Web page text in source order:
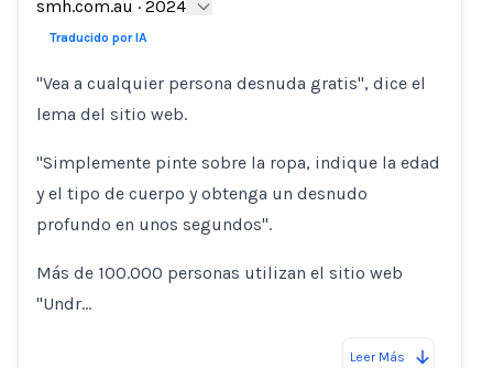
smh.com.au · 2024
Traducido por IA
"Vea a cualquier persona desnuda gratis", dice el
lema del sitio web.
"Simplemente pinte sobre la ropa, indique la edad
y el tipo de cuerpo y obtenga un desnudo
profundo en unos segundos".
Más de 100.000 personas utilizan el sitio web
"Undr…
Leer Más